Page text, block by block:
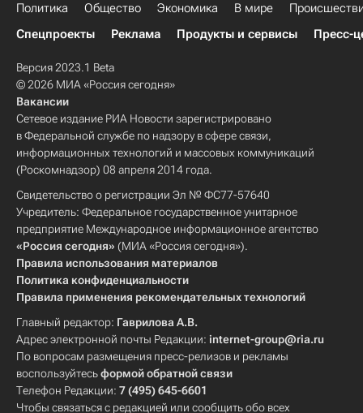
Политика Общество Экономика В мире
Спецпроекты
Реклама Продукты и сервисы Пресс-
Версия 2023.1 Beta
© 2026 МИА «Россия сегодня»
Вакансии
Сетевое издание РИА Новости зарегистрировано
в Федеральной службе по надзору в сфере связи,
информационных технологий и массовых коммуникаций
(Роскомнадзор) 08 апреля 2014 года.
Свидетельство о регистрации Эл № ФС77-57640
Учредитель: Федеральное государственное унитарное
предприятие Международное информационное агентство
«Россия сегодня» (МИА «Россия сегодня»).
Правила использования материалов
Политика конфиденциальности
Правила применения рекомендательных технологий
Главный редактор: Гаврилова А.В.
Адрес электронной почты Редакции: internet-group@ria.ru
По вопросам размещения пресс-релизов и рекламы
воспользуйтесьформой обратной связи
Телефон Редакции: 7 (495) 645-6601
Чтобы связаться с редакцией или сообщить обо всех